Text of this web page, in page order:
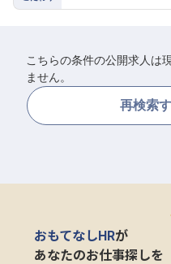
こちらの条件の公開求人は
ません。
再検索
おもてなしHRが
あなたのお仕事探しを